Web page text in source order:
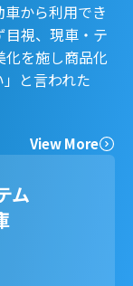
から利用でき
目視、現車・テ
を施し商品化
と言われた
View More
ム